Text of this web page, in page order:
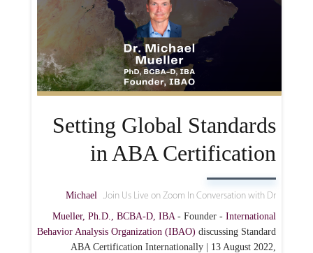
Setting Global Standards
in ABA Certification
Join Us Live on Zoom In Conversation with Dr.
Michael
Mueller, Ph.D., BCBA-D, IBA- Founder - International
Behavior Analysis Organization (IBAO) discussing Standard
ABA Certification Internationally | 13 August 2022,